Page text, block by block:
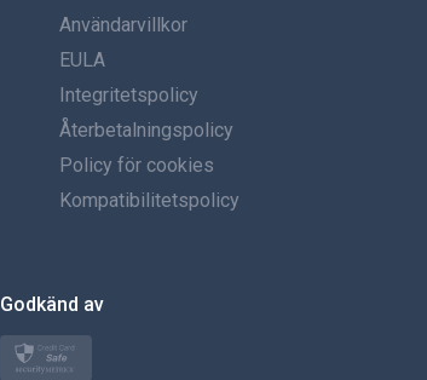
portugisiska
Italiano
Türkçe
Användarvillkor
EULA
Integritetspolicy
Återbetalningspolicy
Policy för cookies
Kompatibilitetspolicy
Godkänd av